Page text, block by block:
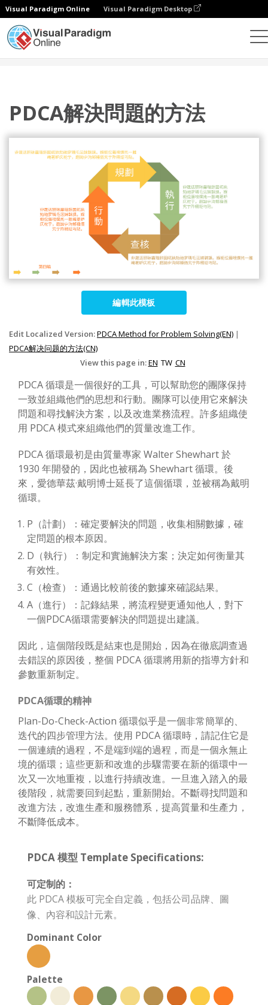
Visual Paradigm Online Visual Paradigm Desktop
PDCA解決問題的方法
編輯此模板
Edit Localized Version:PDCA Method for Problem Solving(EN) |
PDCA解决问题的方法(CN)
View this page in:EN TW CN
PDCA 循環是一個很好的工具，可以幫助您的團隊保持
一致並組織他們的思想和行動。團隊可以使用它來解決
問題和尋找解決方案，以及改進業務流程。許多組織使
用 PDCA 模式來組織他們的質量改進工作。
PDCA 循環最初是由質量專家 Walter Shewhart 於
1930 年開發的，因此也被稱為 Shewhart 循環。後
來，愛德華茲·戴明博士延長了這個循環，並被稱為戴明
循環。
P（計劃）：確定要解決的問題，收集相關數據，確
定問題的根本原因。
D（執行）：制定和實施解決方案；決定如何衡量其
有效性。
C（檢查）：通過比較前後的數據來確認結果。
A（進行）：記錄結果，將流程變更通知他人，對下
一個PDCA循環需要解決的問題提出建議。
因此，這個階段既是結束也是開始，因為在徹底調查過
去錯誤的原因後，整個 PDCA 循環將用新的指導方針和
參數重新制定。
PDCA循環的精神
Plan-Do-Check-Action 循環似乎是一個非常簡單的、
迭代的四步管理方法。使用 PDCA 循環時，請記住它是
一個連續的過程，不是端到端的過程，而是一個永無止
境的循環；這些更新和改進的步驟需要在新的循環中一
次又一次地重複，以進行持續改進。一旦進入踏入的最
後階段，就需要回到起點，重新開始。不斷尋找問題和
改進方法，改進生產和服務體系，提高質量和生產力，
不斷降低成本。
PDCA 模型 Template Specifications:
可定制的：
此 PDCA 模板可完全自定義，包括公司品牌、圖
像、內容和設計元素。
Dominant Color
Palette